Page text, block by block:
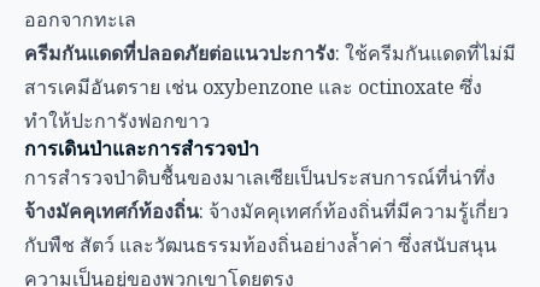
ออกจากทะเล
ครีมกันแดดที่ปลอดภัยต่อแนวปะการัง: ใช้ครีมกันแดดที่ไม่มี
สารเคมีอันตราย เช่น oxybenzone และ octinoxate ซึ่ง
ทำให้ปะการังฟอกขาว
การเดินป่าและการสำรวจป่า
การสำรวจป่าดิบชื้นของมาเลเซียเป็นประสบการณ์ที่น่าทึ่ง
จ้างมัคคุเทศก์ท้องถิ่น: จ้างมัคคุเทศก์ท้องถิ่นที่มีความรู้เกี่ยว
กับพืช สัตว์ และวัฒนธรรมท้องถิ่นอย่างล้ำค่า ซึ่งสนับสนุน
ความเป็นอยู่ของพวกเขาโดยตรง